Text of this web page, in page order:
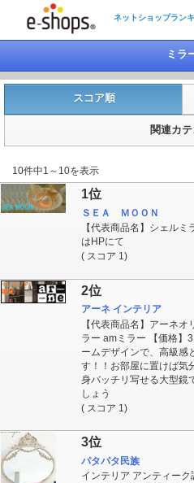
ネットショップランキ
ミラ
スコア順
関連カテ
10件中1～10を表示
1位
ＳＥＡ ＭＯＯＮ
【代表商品名】シェル
はHPにて
( スコア 1)
2位
アーネ インテリア
【代表商品名】アーネ
ラー amミラー 【価格】
ームデザインで、高級感
す！！お部屋に置けば気
身バッチリ写せる大型鏡
しょう
( スコア 1)
3位
パタパタ民族
インテリア アンティー